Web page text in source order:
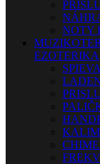
NOTY
EZOTERIKA